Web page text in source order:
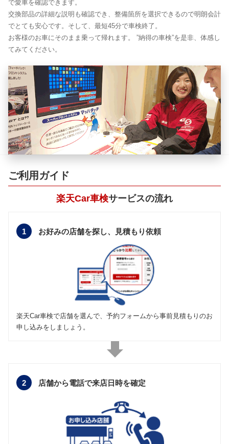
で愛車を確認できます。
交換部品の詳細な説明も確認でき、整備箇所を選択できるので明朗会計
でとても安心です。そして、最短45分で車検終了。
お客様のお車にそのまま乗って帰れます。 ”納得の車検”を是非、体感し
てみてください。
ご利用ガイド
楽天Car車検サービスの流れ
1 お好みの店舗を探し、 見積もり依頼
楽天Car車検で店舗を選んで、予約フォームから事前見積もりのお
申し込みをしましょう。
2 店舗から電話で来店日時を確定